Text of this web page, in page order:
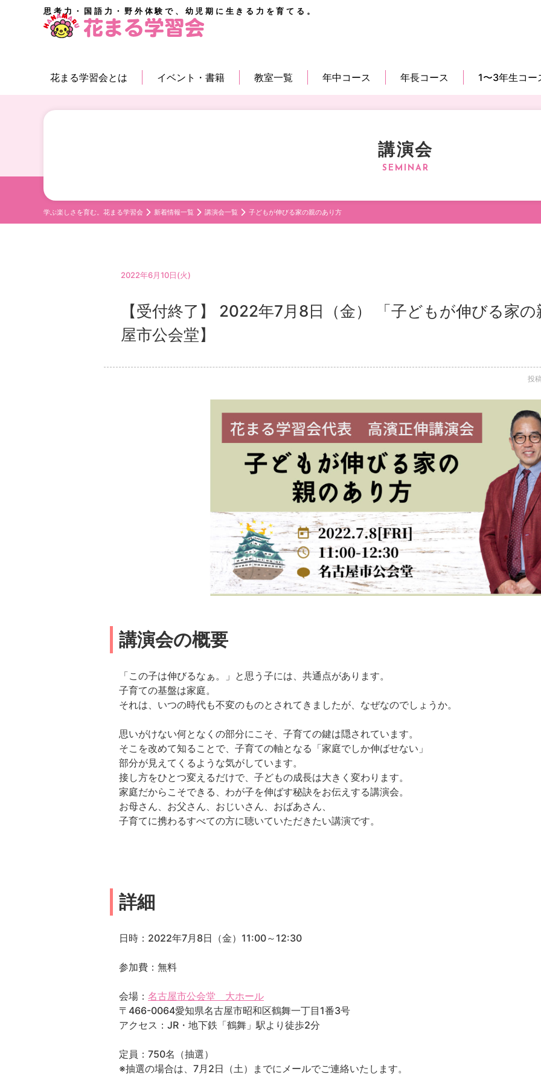
思考力・国語力・野外体験で、幼児期に生きる力を育てる。
花まる学習会とは イベント・書籍 教室一覧 年中コース 年長コース 1〜3年生コー
講演会
学ぶ楽しさを育む。花まる学習会 新着情報一覧 講演会一覧 子どもが伸びる家の親のあり方
2022年6月10日(火)
【受付終了】 2022年7月8日（金） 「子どもが伸びる家
屋市公会堂】
投
講演会の概要
「この子は伸びるなぁ。」と思う子には、共通点があります。
子育ての基盤は家庭。
それは、いつの時代も不変のものとされてきましたが、なぜなのでしょうか。
思いがけない何となくの部分にこそ、子育ての鍵は隠されています。
そこを改めて知ることで、子育ての軸となる「家庭でしか伸ばせない」
部分が見えてくるような気がしています。
接し方をひとつ変えるだけで、子どもの成長は大きく変わります。
家庭だからこそできる、わが子を伸ばす秘訣をお伝えする講演会。
お母さん、お父さん、おじいさん、おばあさん、
子育てに携わるすべての方に聴いていただきたい講演です。
詳細
日時：2022年7月8日（金）11:00～12:30
参加費：無料
会場： 名古屋市公会堂 大ホール
〒466-0064愛知県名古屋市昭和区鶴舞一丁目1番3号
アクセス：JR・地下鉄「鶴舞」駅より徒歩2分
定員：750名（抽選）
※抽選の場合は、7月2日（土）までにメールでご連絡いたします。